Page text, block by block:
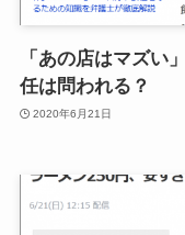
「あの店はマズ
任は問われる？
2020年6月21日